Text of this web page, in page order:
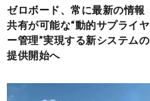
ゼロボード、常に最新の情報
共有が可能な“動的サプライヤ
ー管理”実現する新システムの
提供開始へ